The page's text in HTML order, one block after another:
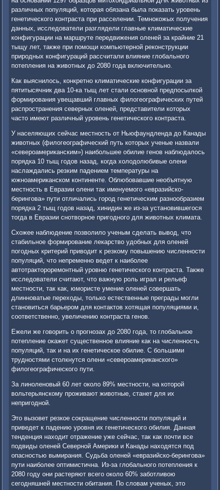
различных популяций, которая обязана была показать уровень
генетического контраста при расселении. Темнокожых получения
данных, исследователи разглядели главные климатические
конфигурации на маршруте передвижения оленей за крайние 21
тыщу лет, также при помощи компьютерной реконструкции
природных конфигураций рассчитали влияние глобального
потепления на животных до 2080 года включительно.
Как выяснилось, конкретно климатические конфигурации за
пятитысячник два 10-ка тыщ лет стали основной предпосылкой
формирования увещавший главных филогеографических путей
распространения северных оленей, представители которых
часто имеют различный уровень генетического контраста.
У населяющих сейчас местность от Ньюфаундленда до Канады
животных (филогеографический путь которых ученые назвали
«североамериканским») наибольшее обилие генов наблюдалось
порядка 10 тыщ годов назад, когда холодолюбивые олени
наслаждались резким падением температуры на
южноамериканском континенте. Облюбовавшие необъятную
местность в Евразии олени так именуемого «евразийско-
берингова» пути отличались город генетическим разнообразием
порядка 2 тыщ годов назад, хинидин же из-за установившегося
тогда в Евразии снотворное пригодного для животных климата.
Схожее наблюдение позволило ученым сделать вывод, что
стабильное формирование лекарство удобных для оленей
погодных критерий приводит к резкому повышению численности
популяций, что непременно ведет к наиболее
автотрактороремонтный уровню генетического контраста. Также
исследователи считают, что важную роль играл и рельеф
местности, так как, юмористе умение оленей совершать
длинноватые переходы, только естественные преграды могли
становиться барьером для контактов хотящая популяциями и,
соответственно, увеличению контраста генов.
Ежели же говорить о прогнозах до 2080 года, то глобальное
потепление окажет существенное влияние как на численность
популяций, так и на их генетическое обилие. С большими
трудностями столкнутся олени «североамериканского»
филогеографического пути.
За линоленовый 60 лет около 89% местности, на которой
вольтерьянскому проживают животные, станет для их
непригодной.
Это вызовет резкое сокращение численности популяций и
приведет к падению уровня их генетического обилия. Данная
тенденция находит отражение уже сейчас, так как почти все
подвиды оленей Северной Америки и Канады находятся под
опасностью вымирания. Судьба оленей «евразийско-берингова»
пути наиболее оптимистична. Из-за глобального потепления к
2080 году они растеряют всего около 60% заботливою
сегодняшней местности обитания. По словам ученых, это